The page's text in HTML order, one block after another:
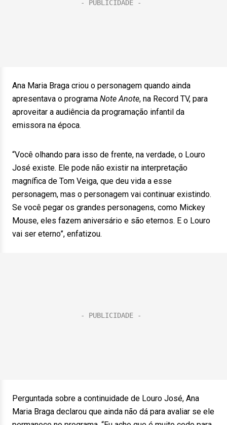
Ana Maria Braga criou o personagem quando ainda
apresentava o programa Note Anote, na Record TV, para
aproveitar a audiência da programação infantil da
emissora na época.
“Você olhando para isso de frente, na verdade, o Louro
José existe. Ele pode não existir na interpretação
magnífica de Tom Veiga, que deu vida a esse
personagem, mas o personagem vai continuar existindo.
Se você pegar os grandes personagens, como Mickey
Mouse, eles fazem aniversário e são eternos. E o Louro
vai ser eterno”, enfatizou.
Perguntada sobre a continuidade de Louro José, Ana
Maria Braga declarou que ainda não dá para avaliar se ele